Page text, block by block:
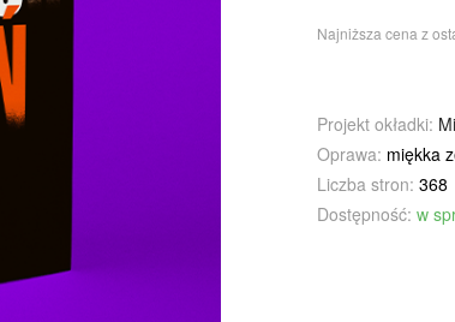
Najniższa cena z
Projekt okładki:
Oprawa: miękka
Liczba stron: 368
Dostępność: w